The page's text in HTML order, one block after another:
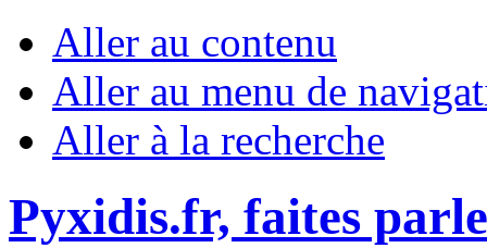
Aller au contenu
Aller au menu de
Aller à la recherche
Pyxidis.fr, faites